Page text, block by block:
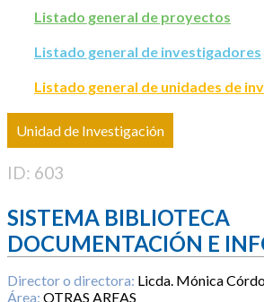
Listado general de proyectos
Listado general de investigadores
Listado general de unidades de
Unidad de Investigación
ID: 603
SISTEMA BIBLIOTECA
DOCUMENTACIÓN E
Director o directora: Licda. Mónica
Área: OTRAS AREAS